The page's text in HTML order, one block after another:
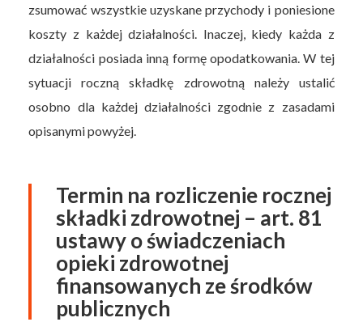
zsumować wszystkie uzyskane przychody i poniesione
koszty z każdej działalności. Inaczej, kiedy każda z
działalności posiada inną formę opodatkowania. W tej
sytuacji roczną składkę zdrowotną należy ustalić
osobno dla każdej działalności zgodnie z zasadami
opisanymi powyżej.
Termin na rozliczenie rocznej
składki zdrowotnej – art. 81
ustawy o świadczeniach
opieki zdrowotnej
finansowanych ze środków
publicznych